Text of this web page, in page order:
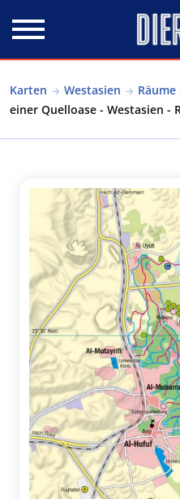
Karten Westasien
einer Quelloase - Westasien -